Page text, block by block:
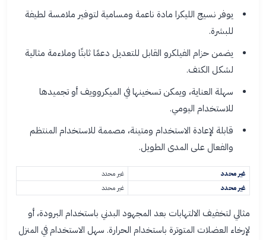
يوفر نسيج الليكرا مادة ناعمة ومسامية لتوفير ملامسة لطيفة
للبشرة.
يضمن حزام الفيلكرو القابل للتعديل دعمًا ثابتًا وملاءمة مثالية
لشكل الكتف.
سهلة العناية، ويمكن تسخينها في الميكروويف أو تجميدها
للاستخدام اليومي.
قابلة لإعادة الاستخدام ومتينة، مصممة للاستخدام المنتظم
والفعال على المدى الطويل.
غير محدد
غير محدد
غير محدد
غير محدد
مثالي لتخفيف الالتهابات بعد المجهود البدني باستخدام البرودة، أو
لإرخاء العضلات المتوترة باستخدام الحرارة. سهل الاستخدام في المنزل